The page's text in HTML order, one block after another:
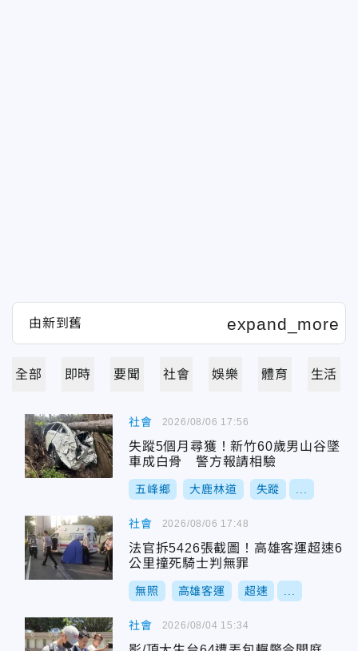
全部 即時 要聞 社會 娛樂 體育 生活
社會
失蹤5個月尋獲！新竹60歲男山谷墜
車成白骨 警方報請相驗
五峰鄉 大鹿林道 失蹤
2026/08/06 17:56
社會
法官拆5426張截圖！高雄客運超速6
公里撞死騎士判無罪
無照 高雄客運 超速
2026/08/06 17:48
社會 2026/08/04 15:34